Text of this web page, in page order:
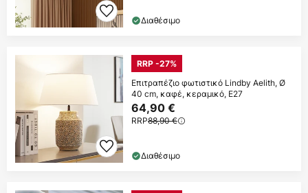
Διαθέσιμο
RRP -27%
Επιτραπέζιο φωτιστικό Lindby Aelith, Ø
40 cm, καφέ, κεραμικό, E27
64,90 €
RRP88,90 €
Διαθέσιμο